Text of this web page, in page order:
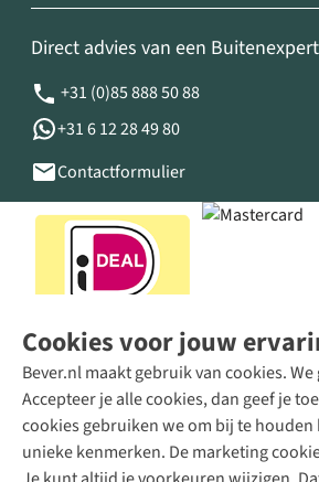
Cookies voor jouw
Bever.nl maakt gebruik van cookies.
Accepteer je alle cookies, dan geef je
cookies gebruiken we om bij te
unieke kenmerken. De marketing
Direct advies van een Buitenexpert
+31 (0)85 888 50 88
+31 6 12 28 49 80
Contactformulier